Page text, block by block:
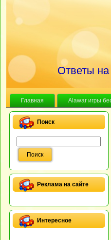
Ответы на
Главная Alawar игры
Поиск
Реклама на сайте
Интересное